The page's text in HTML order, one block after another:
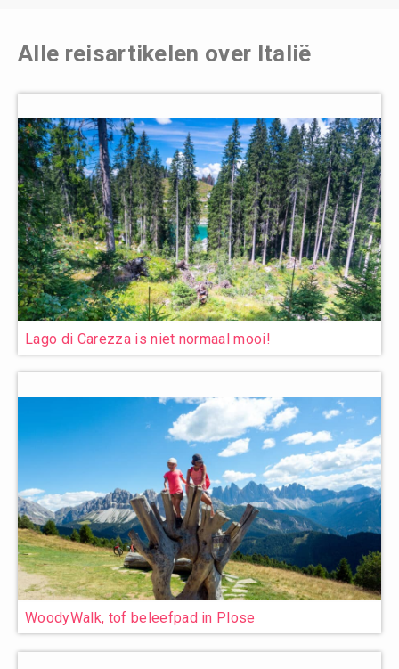
Alle reisartikelen over Italië
Lago di Carezza is niet normaal mooi!
WoodyWalk, tof beleefpad in Plose